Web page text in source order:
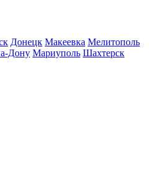
Донецк Макеевка Мелитополь
Дону Мариуполь Шахтерск